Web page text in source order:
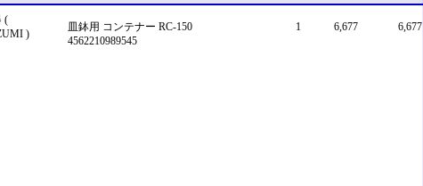
(
)
皿鉢用 コンテナー RC-150
4562210989545
1 6,677 6,677